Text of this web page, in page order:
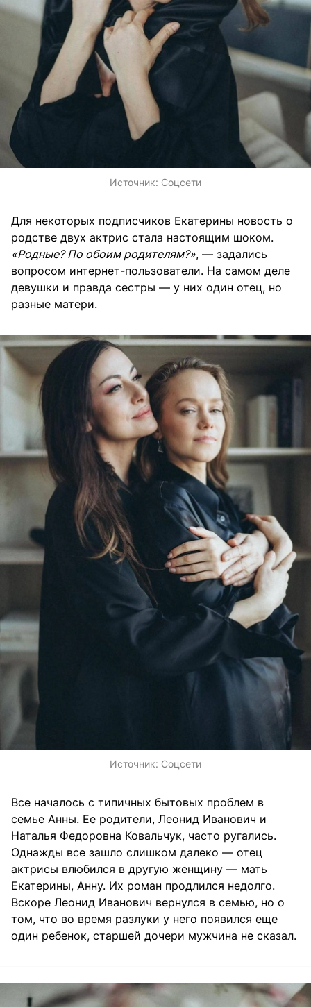
Источник: Соцсети
Для некоторых подписчиков Екатерины новость о
родстве двух актрис стала настоящим шоком.
«Родные? По обоим родителям?», — задались
вопросом интернет-пользователи. На самом деле
девушки и правда сестры — у них один отец, но
разные матери.
Источник: Соцсети
Все началось с типичных бытовых проблем в
семье Анны. Ее родители, Леонид Иванович и
Наталья Федоровна Ковальчук, часто ругались.
Однажды все зашло слишком далеко — отец
актрисы влюбился в другую женщину — мать
Екатерины, Анну. Их роман продлился недолго.
Вскоре Леонид Иванович вернулся в семью, но о
том, что во время разлуки у него появился еще
один ребенок, старшей дочери мужчина не сказал.